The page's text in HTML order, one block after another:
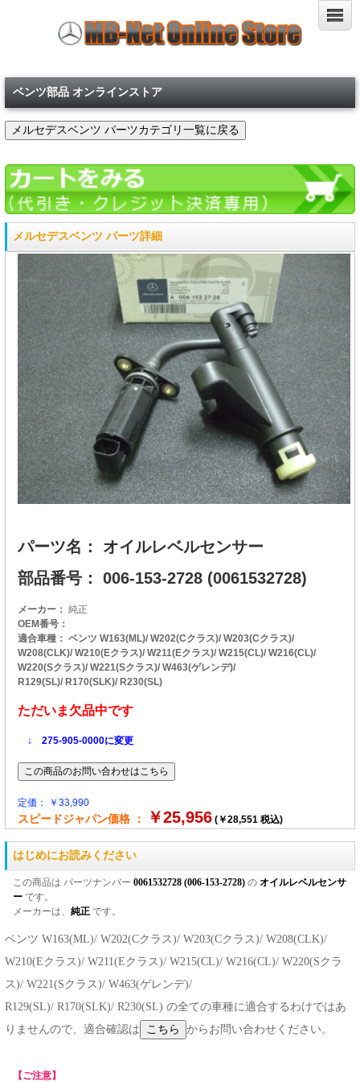
ベンツ部品 オンラインストア
メルセデスベンツ パーツ詳細
パーツ名： オイルレベルセンサー
部品番号： 006-153-2728 (0061532728)
メーカー： 純正
OEM番号：
適合車種： ベンツ W163(ML)/ W202(Cクラス)/ W203(Cクラス)/
W208(CLK)/ W210(Eクラス)/ W211(Eクラス)/ W215(CL)/ W216(CL)/
W220(Sクラス)/ W221(Sクラス)/ W463(ゲレンデ)/
R129(SL)/ R170(SLK)/ R230(SL)
ただいま欠品中です
↓ 275-905-0000に変更
定価： ￥33,990
スピードジャパン価格 ： ￥25,956 (￥28,551 税込)
はじめにお読みください
この商品は パーツナンバー 0061532728 (006-153-2728) の オイルレベルセンサ
ー です。
メーカーは、 純正 です。
ベンツ W163(ML)/ W202(Cクラス)/ W203(Cクラス)/ W208(CLK)/
W210(Eクラス)/ W211(Eクラス)/ W215(CL)/ W216(CL)/ W220(Sクラ
ス)/ W221(Sクラス)/ W463(ゲレンデ)/
R129(SL)/ R170(SLK)/ R230(SL) の全ての車種に適合するわけではあ
りませんので、適合確認は
からお問い合わせください。
【ご注意】